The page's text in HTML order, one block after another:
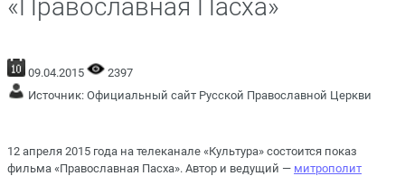
«Православная Пасха»
09.04.2015
2397
Источник: Официальный сайт Русской Православной Церкви
12 апреля 2015 года на телеканале «Культура» состоится показ
фильма «Православная Пасха». Автор и ведущий — митрополит